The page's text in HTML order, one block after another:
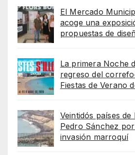
El Mercado
acoge una
propuestas de
La primera Noche
regreso del
Fiestas de Verano
Veintidós países
Pedro Sánchez
invasión marroquí